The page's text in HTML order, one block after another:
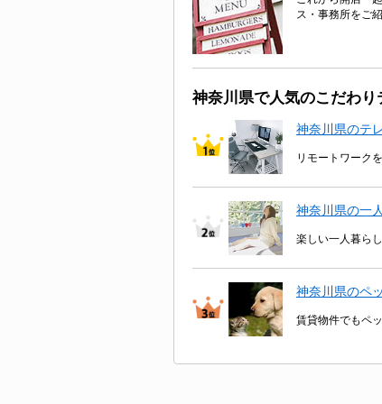
ス・事務所をご
神奈川県で人気のこだわ
神奈川県のテ
リモートワーク
神奈川県の一
楽しい一人暮ら
神奈川県のペ
賃貸物件でもペ